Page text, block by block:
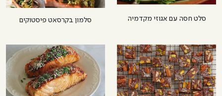
סלט חסה עם אגוזי מקדמיה סלמון בקרסאט פיסטוקים